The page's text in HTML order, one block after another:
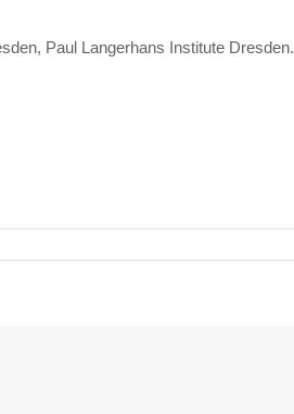
Paul Langerhans Institute Dresden.